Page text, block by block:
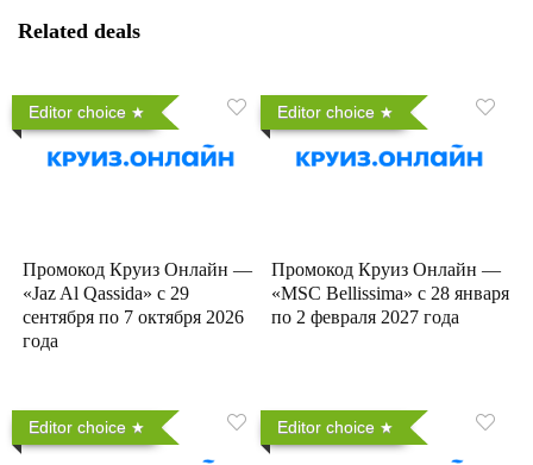
Related deals
Editor choice
Промокод Круиз Онлайн —
«Jaz Al Qassida» с 29
сентября по 7 октября 2026
года
Editor choice
Промокод Круиз Онлайн —
«MSC Bellissima» с 28 января
по 2 февраля 2027 года
Editor choice Editor choice